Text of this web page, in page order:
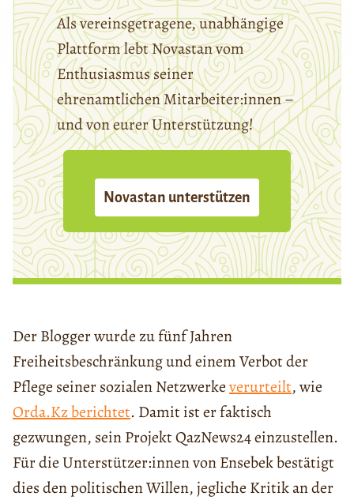
Als vereinsgetragene, unabhängige
Plattform lebt Novastan vom
Enthusiasmus seiner
ehrenamtlichen Mitarbeiter:innen –
und von eurer Unterstützung!
Novastan unterstützen
Der Blogger wurde zu fünf Jahren
Freiheitsbeschränkung und einem Verbot der
Pflege seiner sozialen Netzwerkeverurteilt, wie
Orda.Kz berichtet. Damit ist er faktisch
gezwungen, sein Projekt QazNews24 einzustellen.
Für die Unterstützer:innen von Ensebek bestätigt
dies den politischen Willen, jegliche Kritik an der